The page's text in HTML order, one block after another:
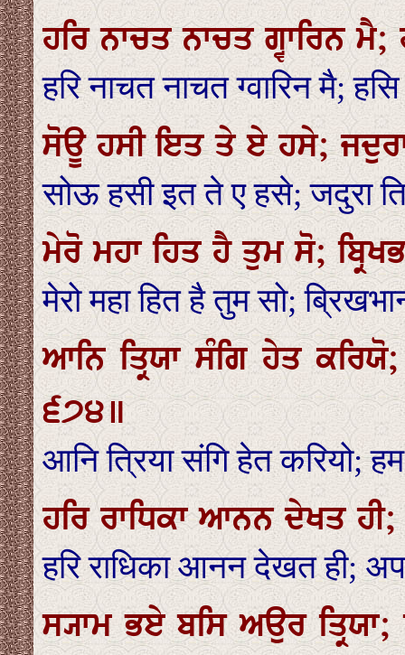
ਹਰਿ ਨਾਚਤ ਨਾਚਤ ਗ੍ਵਾਰਿਨ
हरि नाचत नाचत ग्वारिन मै;
ਸੋਊ ਹਸੀ ਇਤ ਤੇ ਏ ਹਸੇ;
सोऊ हसी इत ते ए हसे; जदुरा
ਮੇਰੋ ਮਹਾ ਹਿਤ ਹੈ ਤੁਮ ਸੋ;
मेरो महा हित है तुम सो;
ਆਨਿ ਤ੍ਰਿਯਾ ਸੰਗਿ ਹੇਤ
੬੭੪॥
आनि त्रिया संगि हेत करियो;
ਹਰਿ ਰਾਧਿਕਾ ਆਨਨ ਦੇਖਤ
हरि राधिका आनन देखत ही;
ਸ੍ਯਾਮ ਭਏ ਬਸਿ ਅਉਰ